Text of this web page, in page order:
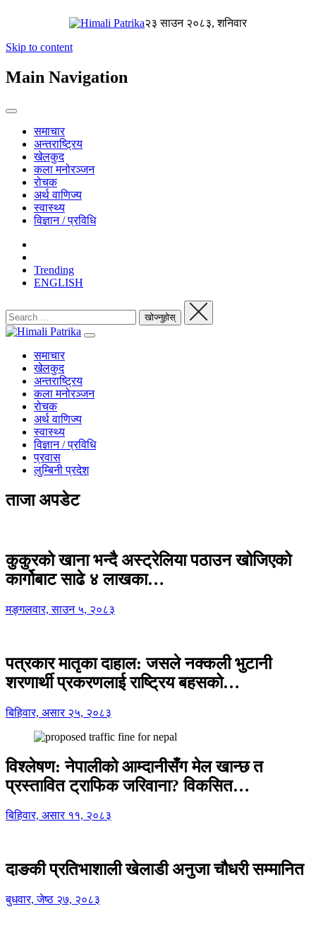
२३ साउन २०८३, शनिवार
Skip to content
Main Navigation
समाचार
अन्तराष्ट्रिय
खेलकुद
कला मनोरञ्जन
रोचक
अर्थ वाणिज्य
स्वास्थ्य
विज्ञान / प्रविधि
Trending
ENGLISH
समाचार
खेलकुद
अन्तराष्ट्रिय
कला मनोरञ्जन
रोचक
अर्थ वाणिज्य
स्वास्थ्य
विज्ञान / प्रविधि
प्रवास
लुम्बिनी प्रदेश
ताजा अपडेट
कुकुरको खाना भन्दै अस्ट्रेलिया पठाउन खोजिएको
कार्गोबाट साढे ४ लाखका…
मङ्गलवार, साउन ५, २०८३
पत्रकार मातृका दाहाल: जसले नक्कली भुटानी
शरणार्थी प्रकरणलाई राष्ट्रिय बहसको…
बिहिवार, असार २५, २०८३
विश्लेषण: नेपालीको आम्दानीसँग मेल खान्छ त
प्रस्तावित ट्राफिक जरिवाना? विकसित…
बिहिवार, असार ११, २०८३
दाङकी प्रतिभाशाली खेलाडी अनुजा चौधरी सम्मानित
बुधवार, जेष्ठ २७, २०८३